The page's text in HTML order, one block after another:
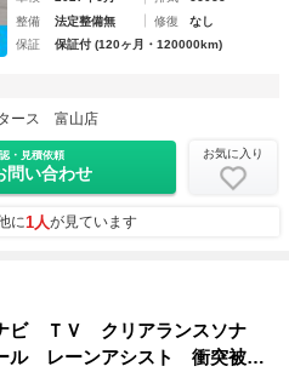
整備
法定整備無 修復
なし
保証
保証付 (120ヶ月・120000km)
ース 富山店
・見積依頼
問い合わせ
お気に入り
に1人が見ています
ビ ＴＶ クリアランスソナ
ル レーンアシスト 衝突被害